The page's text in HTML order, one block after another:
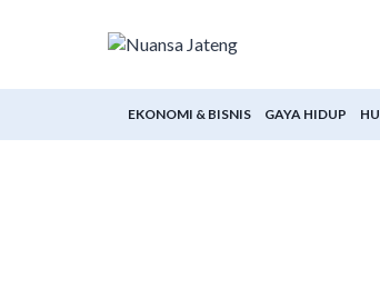
EKONOMI & BISNIS GAYA HIDUP